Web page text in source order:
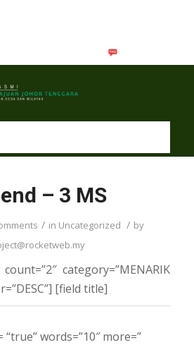
– 3 MS
/ in Uncategorized / by
category=”MENARIK
[field title]
words=”10″ more=”